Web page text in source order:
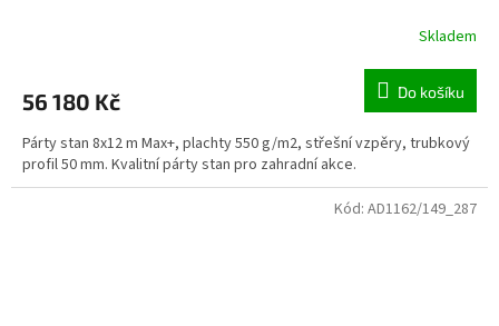
Skladem
56 180 Kč Do košíku
Párty stan 8x12 m Max+, plachty 550 g/m2, střešní vzpěry, trubkový
profil 50 mm. Kvalitní párty stan pro zahradní akce.
Kód: AD1162/149_287